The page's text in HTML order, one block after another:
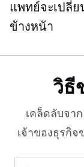
แพทย์จะเปลี่ย
ข้างหน้า
วิธี
เคล็ดลับจาก
เจ้าของธุรกิ